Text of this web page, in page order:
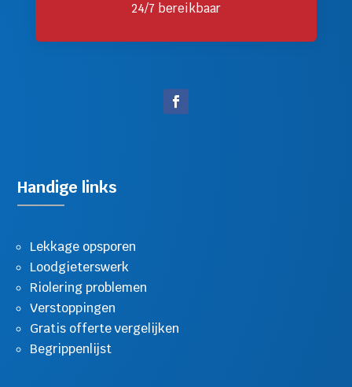
24/7 bereikbaar
Handige links
Lekkage opsporen
Loodgieterswerk
Riolering problemen
Verstoppingen
Gratis offerte vergelijken
Begrippenlijst